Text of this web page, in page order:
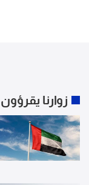
زوارنا يقرؤون